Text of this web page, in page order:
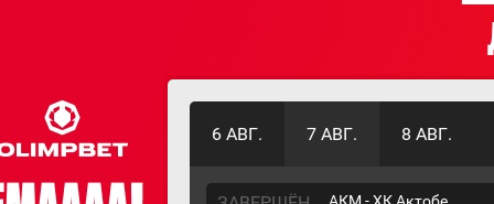
6 АВГ. 7 АВГ. 8 АВГ.